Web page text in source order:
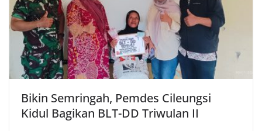
Bikin Semringah, Pemdes Cileungsi
Kidul Bagikan BLT-DD Triwulan II